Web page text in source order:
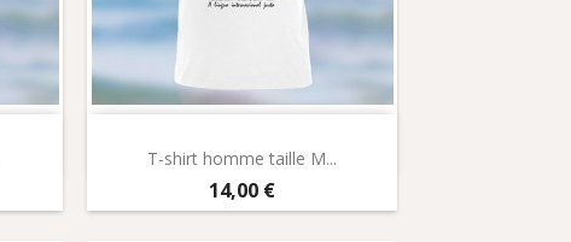
T-shirt homme taille M...
Prix
14,00 €